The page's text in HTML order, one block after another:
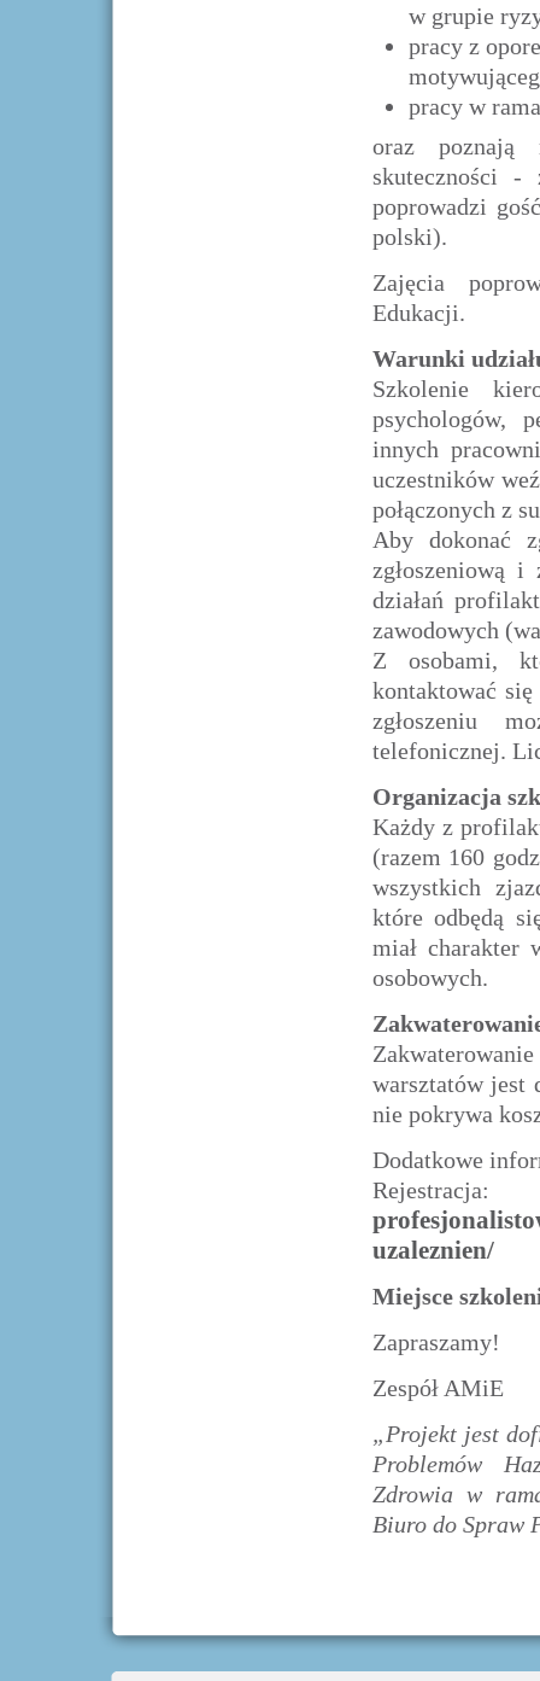
w grupie
pracy z
pracy w
oraz poznają
skuteczności -
poprowadzi
polski).
Zajęcia
Edukacji.
Warunki
Szkolenie
psychologów,
innych
uczestników
połączonych z
Aby dokonać
zgłoszeniową i
działań
zawodowych
Z osobami,
kontaktować
zgłoszeniu
telefonicznej.
Organizacja
Każdy z
(razem 160
wszystkich
które odbędą
miał charakter
osobowych.
warsztatów jest
nie pokrywa
Dodatkowe
uzaleznien/
Miejsce
Zapraszamy!
Zespół AMiE
„Projekt jest
Problemów
Zdrowia w
Biuro do Spraw